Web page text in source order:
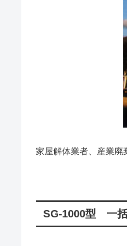
家屋解体業者、産業
SG-1000型 一